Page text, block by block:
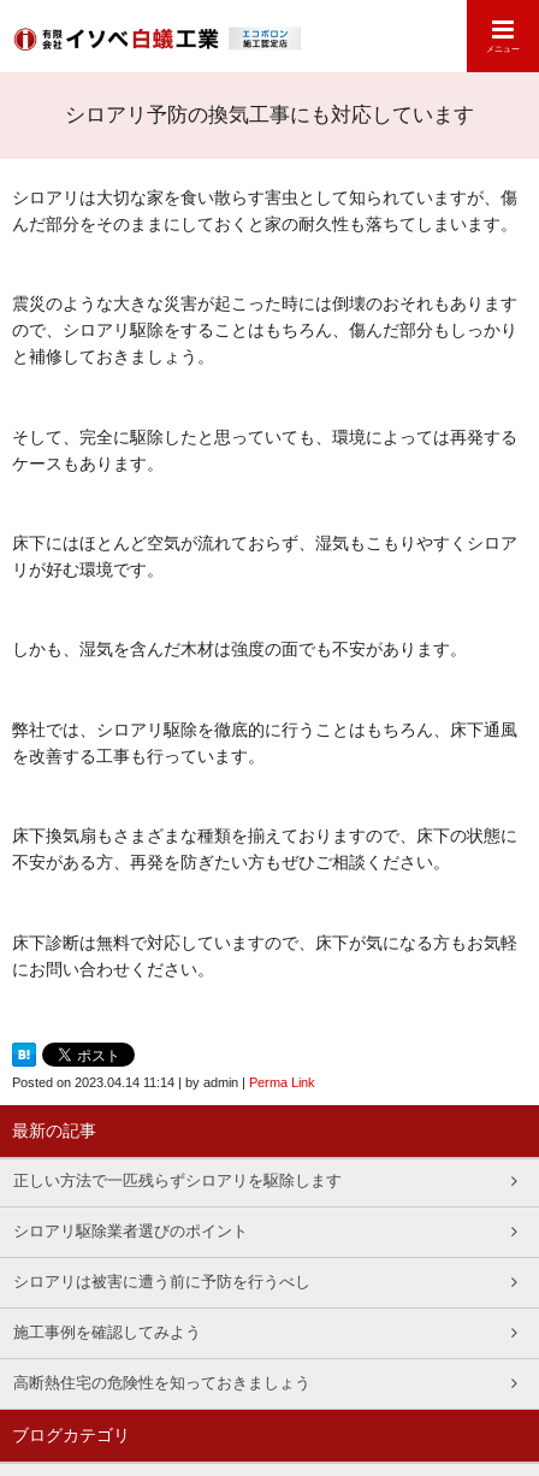
メニュー
シロアリ予防の換気工事にも対応しています
シロアリは大切な家を食い散らす害虫として知られていますが、傷
んだ部分をそのままにしておくと家の耐久性も落ちてしまいます。
震災のような大きな災害が起こった時には倒壊のおそれもあります
ので、シロアリ駆除をすることはもちろん、傷んだ部分もしっかり
と補修しておきましょう。
そして、完全に駆除したと思っていても、環境によっては再発する
ケースもあります。
床下にはほとんど空気が流れておらず、湿気もこもりやすくシロア
リが好む環境です。
しかも、湿気を含んだ木材は強度の面でも不安があります。
弊社では、シロアリ駆除を徹底的に行うことはもちろん、床下通風
を改善する工事も行っています。
床下換気扇もさまざまな種類を揃えておりますので、床下の状態に
不安がある方、再発を防ぎたい方もぜひご相談ください。
床下診断は無料で対応していますので、床下が気になる方もお気軽
にお問い合わせください。
Posted on 2023.04.14 11:14 | by admin | Perma Link
最新の記事
正しい方法で一匹残らずシロアリを駆除します
シロアリ駆除業者選びのポイント
シロアリは被害に遭う前に予防を行うべし
施工事例を確認してみよう
高断熱住宅の危険性を知っておきましょう
ブログカテゴリ